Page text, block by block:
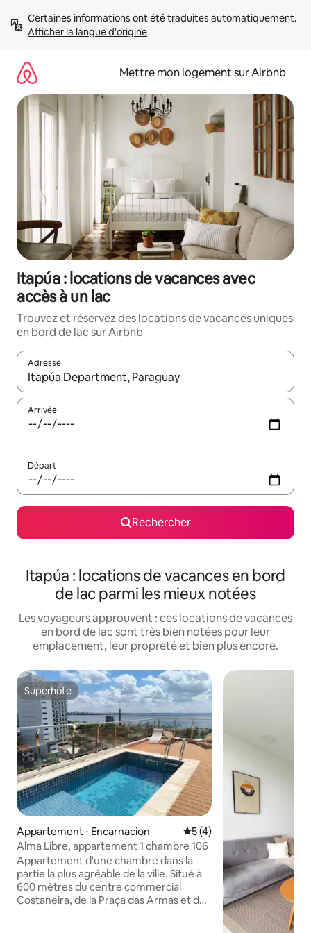
directement
Afficher la langue d'origine
Mettre mon logement sur Airbnb
Itapúa : locations de vacances avec
accès à un lac
Trouvez et réservez des locations de vacances uniques
en bord de lac sur Airbnb
Adresse
Lorsque les résultats s'affichent, utilisez les flèches vers le
Arrivée
Départ
Rechercher
Itapúa : locations de vacances en bord
de lac parmi les mieux notées
Les voyageurs approuvent : ces locations de vacances
en bord de lac sont très bien notées pour leur
emplacement, leur propreté et bien plus encore.
Superhôte
Superhôte
Appartement ⋅ Encarnacion Évaluation moyenne sur
5 (4)
Alma Libre, appartement 1 chambre 106
Appartement d'une chambre dans la
partie la plus agréable de la ville. Situé à
600 mètres du centre commercial
Costaneira, de la Praça das Armas et du